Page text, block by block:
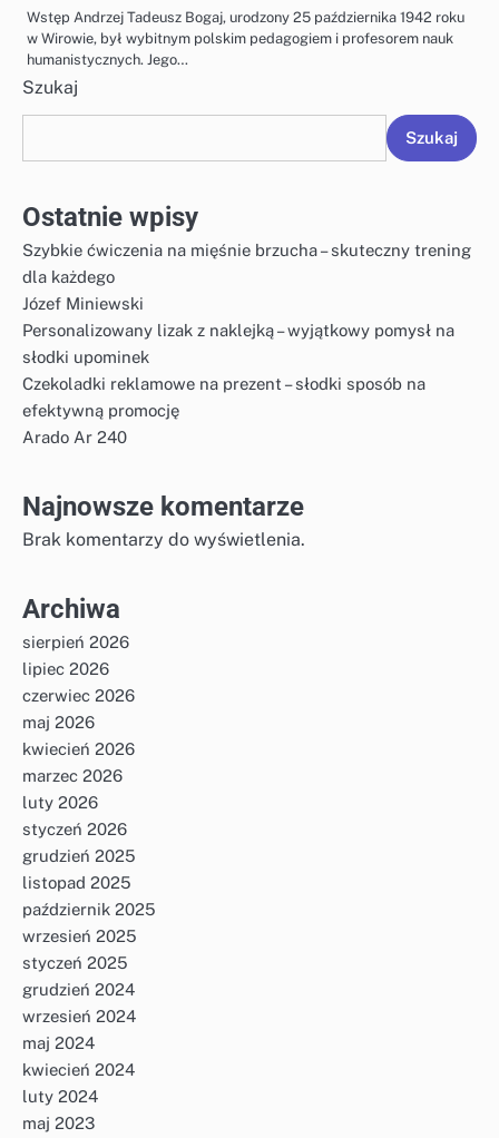
Wstęp Andrzej Tadeusz Bogaj, urodzony 25 października 1942 roku
w Wirowie, był wybitnym polskim pedagogiem i profesorem nauk
humanistycznych. Jego…
Szukaj
Szukaj
Ostatnie wpisy
Szybkie ćwiczenia na mięśnie brzucha – skuteczny trening
dla każdego
Józef Miniewski
Personalizowany lizak z naklejką – wyjątkowy pomysł na
słodki upominek
Czekoladki reklamowe na prezent – słodki sposób na
efektywną promocję
Arado Ar 240
Najnowsze komentarze
Brak komentarzy do wyświetlenia.
Archiwa
sierpień 2026
lipiec 2026
czerwiec 2026
maj 2026
kwiecień 2026
marzec 2026
luty 2026
styczeń 2026
grudzień 2025
listopad 2025
październik 2025
wrzesień 2025
styczeń 2025
grudzień 2024
wrzesień 2024
maj 2024
kwiecień 2024
luty 2024
maj 2023